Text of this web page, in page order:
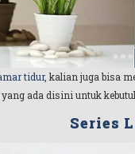
tidur, kalian juga bisa
ada disini untuk
Series